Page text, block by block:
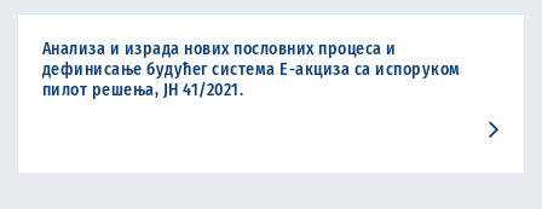
Анализа и израда нових пословних процеса и
дефинисање будућег система Е-акциза са испоруком
пилот решења, ЈН 41/2021.